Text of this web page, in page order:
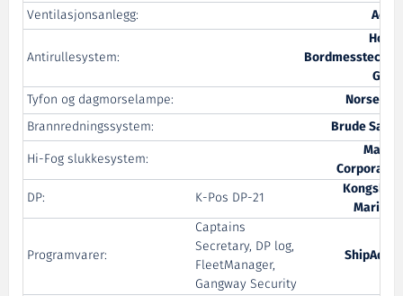
Ventilasjonsanlegg:
Antirullesystem:
Tyfon og dagmorselampe:
Brannredningssystem:
Brude
Hi-Fog slukkesystem:
DP:
K-Pos DP-21
Programvarer:
Captains
Secretary, DP log,
FleetManager,
Gangway Security